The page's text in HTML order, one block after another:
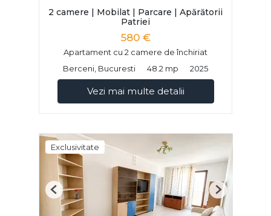
2 camere | Mobilat | Parcare | Apărătorii
Patriei
580 €
Apartament cu 2 camere de închiriat
Berceni, Bucuresti
48.2 mp 2025
Vezi mai multe detalii
Exclusivitate
Previous Next